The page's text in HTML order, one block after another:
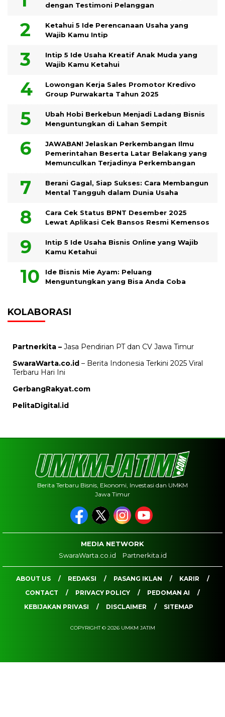
dengan Testimoni Pelanggan
Ketahui 5 Ide Perencanaan Usaha yang
Wajib Kamu Intip
Intip 5 Ide Usaha Kreatif Anak Muda yang
Wajib Kamu Ketahui
Lowongan Kerja Sales Promotor Kredivo
Group Purwakarta Tahun 2025
Ubah Hobi Berkebun Menjadi Ladang Bisnis
Menguntungkan di Lahan Sempit
JAWABAN! Jelaskan Perkembangan Ilmu
Pemerintahan Beserta Latar Belakang yang
Memunculkan Terjadinya Perkembangan
Berani Gagal, Siap Sukses: Cara Membangun
Mental Tangguh dalam Dunia Usaha
Cara Cek Status BPNT Desember 2025
Lewat Aplikasi Cek Bansos Resmi Kemensos
Intip 5 Ide Usaha Bisnis Online yang Wajib
Kamu Ketahui
Ide Bisnis Mie Ayam: Peluang
Menguntungkan yang Bisa Anda Coba
KOLABORASI
Partnerkita – Jasa Pendirian PT dan CV Jawa Timur
SwaraWarta.co.id – Berita Indonesia Terkini 2025 Viral
Terbaru Hari Ini
GerbangRakyat.com
PelitaDigital.id
Berita Terbaru Bisnis, Ekonomi, Investasi dan UMKM
Jawa Timur
MEDIA NETWORK
SwaraWarta.co.id
Partnerkita.id
ABOUT US REDAKSI PASANG IKLAN
KARIR
CONTACT
PRIVACY POLICY
PEDOMAN AI
KEBIJAKAN PRIVASI
DISCLAIMER SITEMAP
COPYRIGHT © 2026 UMKM JATIM